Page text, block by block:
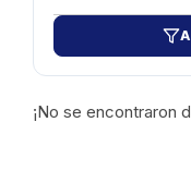
¡No se encontraron